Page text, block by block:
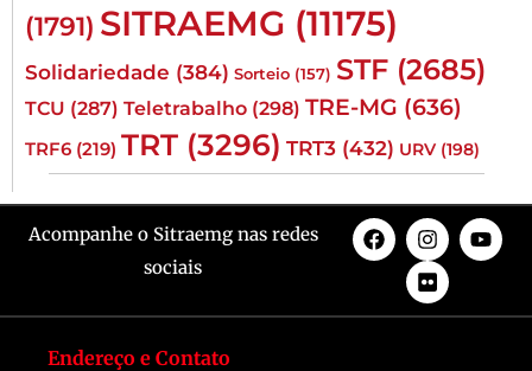
(1791) SITRAEMG (11175)
Solidariedade (384) Sorteio (157) STF (2685)
TCU (287) Teletrabalho (298) TRE-MG (636)
TRF6 (219) TRT (3296) TRT3 (432) URV (198)
Acompanhe o Sitraemg nas redes
sociais
Endereço e Contato